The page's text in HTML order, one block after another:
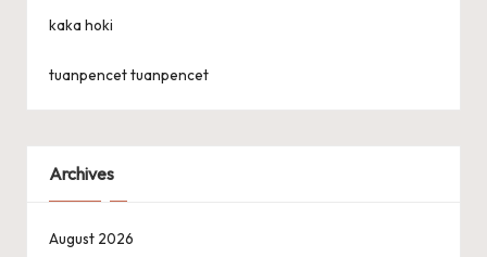
kaka hoki
tuanpencettuanpencet
Archives
August 2026